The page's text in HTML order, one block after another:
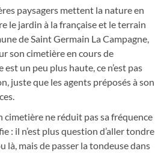
paysagers mettent la nature en
le jardin à la française et le terrain
de Saint Germain La Campagne,
son cimetière en cours de
un peu plus haute, ce n’est pas
juste que les agents préposés à son
cimetière ne réduit pas sa fréquence
: il n’est plus question d’aller tondre
là, mais de passer la tondeuse dans